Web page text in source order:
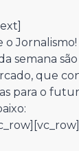
semana
que
para o